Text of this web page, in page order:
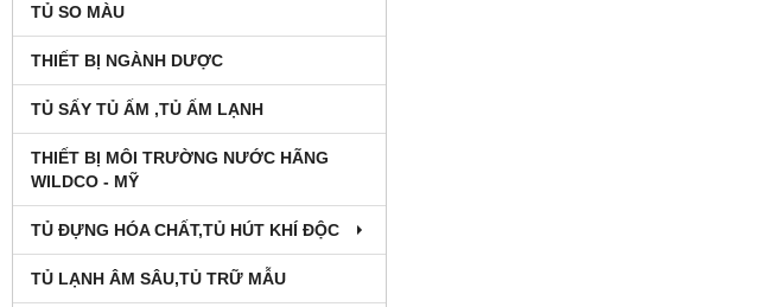
TỦ SO MÀU
THIẾT BỊ NGÀNH DƯỢC
TỦ SẤY TỦ ẤM ,TỦ ẤM LẠNH
THIẾT BỊ MÔI TRƯỜNG NƯỚC HÃNG
WILDCO - MỸ
TỦ ĐỰNG HÓA CHẤT,TỦ HÚT KHÍ ĐỘC
TỦ LẠNH ÂM SÂU,TỦ TRỮ MẪU